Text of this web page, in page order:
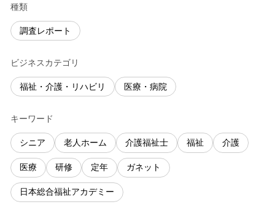
種類
調査レポート
ビジネスカテゴリ
福祉・介護・リハビリ 医療・病院
キーワード
シニア 老人ホーム 介護福祉士 福祉 介護
医療 研修 定年 ガネット
日本総合福祉アカデミー